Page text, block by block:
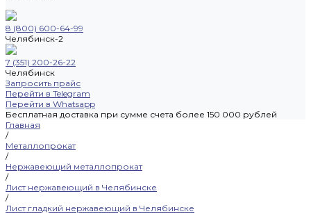
8 (800) 600-64-99
Челябинск-2
7 (351) 200-26-22
Челябинск
Запросить прайс
Перейти в Telegram
Перейти в Whatsapp
Бесплатная доставка при сумме счета более 150 000 рублей
Главная
/
Металлопрокат
/
Нержавеющий металлопрокат
/
Лист нержавеющий в Челябинске
/
Лист гладкий нержавеющий в Челябинске